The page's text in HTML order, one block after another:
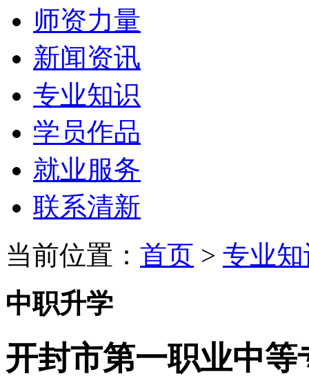
师资力量
新闻资讯
专业知识
学员作品
就业服务
联系清新
当前位置： 首页 > 专业
中职升学
开封市第一职业中等